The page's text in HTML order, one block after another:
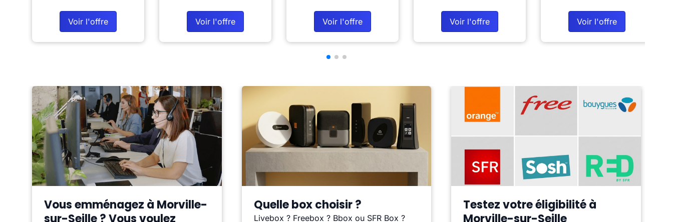
Voir l'offre Voir l'offre Voir l'offre Voir l'offre Voir l'offre
Vous emménagez à Morville-
sur-Seille ? Vous voulez
Quelle box choisir ?
Livebox ? Freebox ? Bbox ou SFR Box ?
Testez votre éligibilité à
Morville-sur-Seille